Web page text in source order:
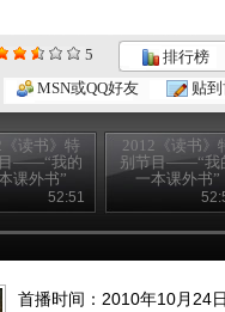
5 排行榜
MSN或QQ好友 贴
《读书》特
——“我的
课外书”
2012082552:51
2012《读书》
别节目——“我
一本课外书”
20120824
首播时间：2010年10月24